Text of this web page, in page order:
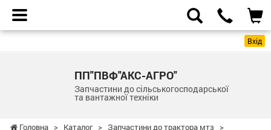
Вхід
ПП"ПВФ"АКС-АГРО"
Запчастини до сільськогосподарської
та вантажної техніки
Головна > Каталог > Запчастини до трактора мтз
>